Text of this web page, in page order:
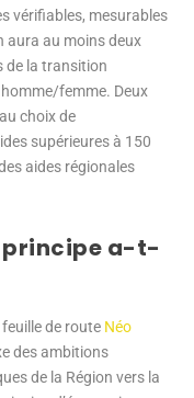
vérifiables, mesurables
aura au moins deux
de la transition
femme. Deux
choix de
supérieures à 150
aides régionales
principe a-t-
de route Néo
des ambitions
de la Région vers la